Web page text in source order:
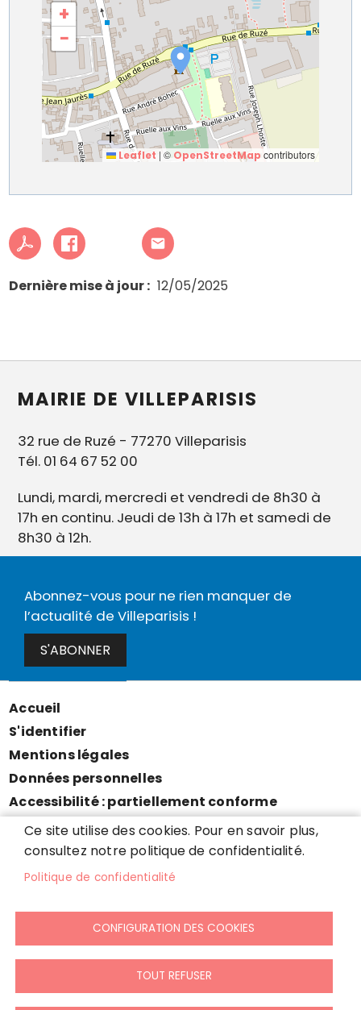
+
−
Leaflet | © OpenStreetMap contributors
Dernière mise à jour 12/05/2025
MAIRIE DE VILLEPARISIS
32 rue de Ruzé - 77270 Villeparisis
Tél. 01 64 67 52 00
Lundi, mardi, mercredi et vendredi de 8h30 à
17h en continu. Jeudi de 13h à 17h et samedi de
8h30 à 12h.
Abonnez-vous pour ne rien manquer de
l’actualité de Villeparisis !
S'ABONNER
Menu
Pied
de
page
Accueil
S'identifier
Mentions légales
Données personnelles
Accessibilité : partiellement conforme
Cookies
Contact
Presse
Ce site utilise des cookies. Pour en savoir plus,
consultez notre politique de confidentialité.
Politique de confidentialité
CONFIGURATION DES COOKIES
TOUT REFUSER